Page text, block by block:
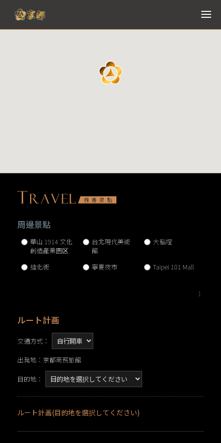
周邊景點
華山 1914 文化
創造産業園区
台北現代美術
館
大稲埕
迪化街 寧夏夜市 Taipei 101 Mall
1
ルート計画
交通方式：
出発地：京都商務旅館
目的地：
ルート計画(目的地を選択してください)